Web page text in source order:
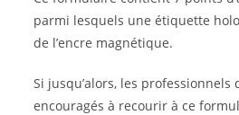
parmi lesquels une étiquette
de l’encre magnétique.
Si jusqu’alors, les professionnels
encouragés à recourir à ce